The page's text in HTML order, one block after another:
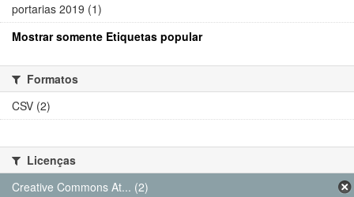
portarias 2019 (1)
Mostrar somente Etiquetas popular
Formatos
CSV (2)
Licenças
Creative Commons At... (2)